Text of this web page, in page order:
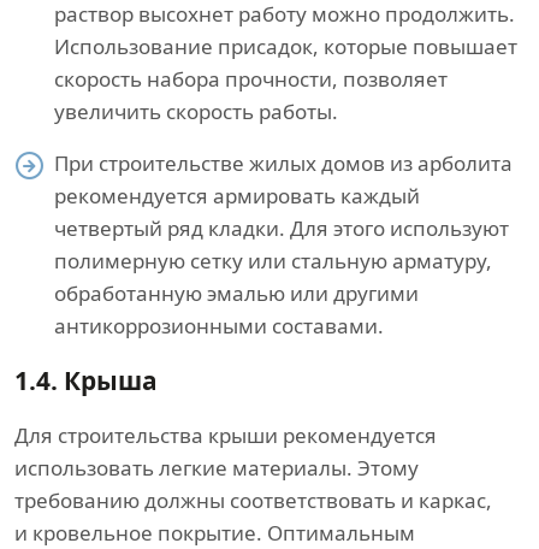
раствор высохнет работу можно продолжить.
Использование присадок, которые повышает
скорость набора прочности, позволяет
увеличить скорость работы.
При строительстве жилых домов из арболита
рекомендуется армировать каждый
четвертый ряд кладки. Для этого используют
полимерную сетку или стальную арматуру,
обработанную эмалью или другими
антикоррозионными составами.
1.4. Крыша
Для строительства крыши рекомендуется
использовать легкие материалы. Этому
требованию должны соответствовать и каркас,
и кровельное покрытие. Оптимальным